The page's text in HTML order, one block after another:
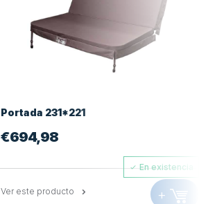
Portada 231*221
€694,98
En existencia
Ver este producto +